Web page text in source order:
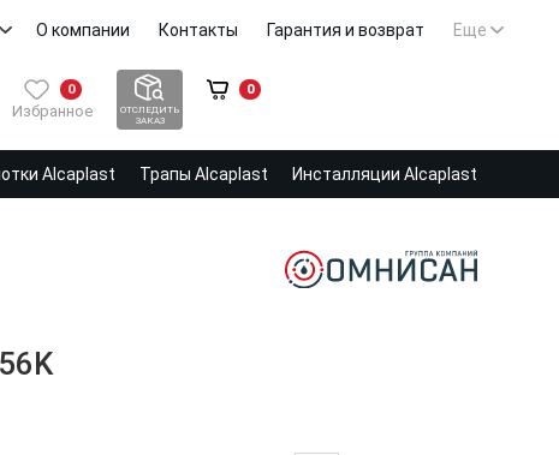
О компании Контакты Гарантия и возврат Еще
0
Избранное
ОТСЛЕДИТЬ
ЗАКАЗ
0
Alcaplast Трапы Alcaplast Инсталляции Alcaplast